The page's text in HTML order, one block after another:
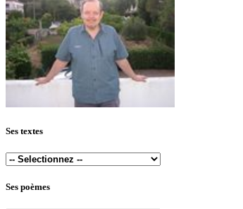
Ses textes
Ses poèmes